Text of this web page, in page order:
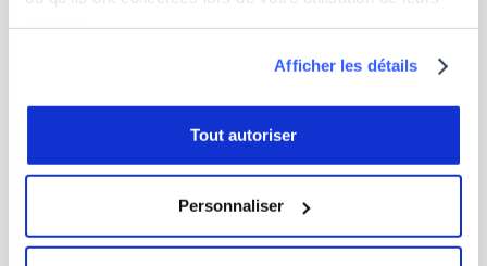
Afficher les détails
Tout autoriser
Personnaliser
Lesportails et flux de Threat Intelligence, des
bases de données actualisées regroupant les
indicateurs de compromission ou les menaces.
Parmi les plus connus, vous trouverez Kaspersky
Threat Intelligence Portal ou encore Recorded
permettent de « désassembler » les logiciels